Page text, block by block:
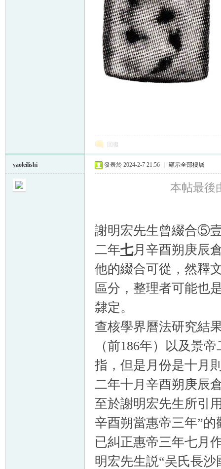
回復
yaoleilishi 發表於 2024-2-7 21:56 顯示全部樓層
本帖最後
謝明宏先生曾綴合⑤
二年七月辛酉朔庚辰
他的綴合可從，然釋
區分，整理者可能也
隸定。
查核學界曆法研究結
（前186年）以及景
指，但是月份是十月
二年十月辛酉朔庚辰
至於謝明宏先生所引
辛酉朔當惠帝三年”的
已糾正惠帝三年七月
明宏先生説“吴氏長